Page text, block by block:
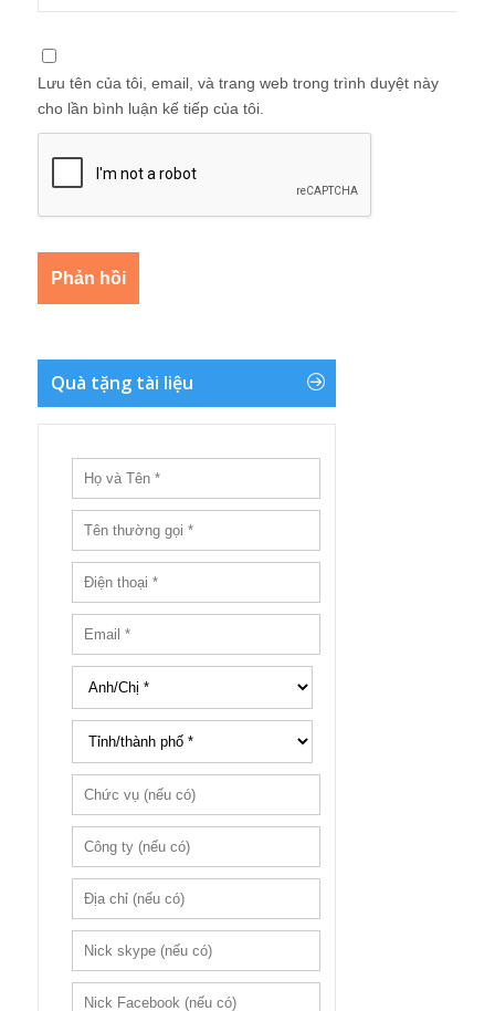
Lưu tên của tôi, email, và trang web trong trình duyệt này
cho lần bình luận kế tiếp của tôi.
Quà tặng tài liệu